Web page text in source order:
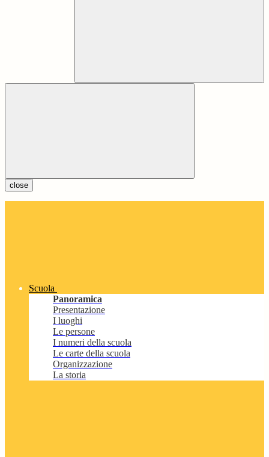
close
Scuola
Panoramica
Presentazione
I luoghi
Le persone
I numeri della scuola
Le carte della scuola
Organizzazione
La storia